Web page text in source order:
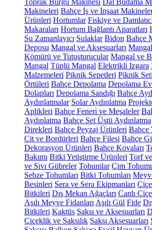
Toprak Burgu Makinesi Dal Budama
Makineleri Bahçe İş ve İnşaat
Ürünleri Hortumlar Fıskiye ve
Makaraları Hortum Bağlantı Aparatları
Su Zamanlayıcı Sulaklar Bidon Bahçe
Deposu Mangal ve Aksesuarları
Kömürü ve Tutuşturucular Mangal ve
Mangal Tüplü Mangal Elektrikli Izgara
Malzemeleri Piknik Sepetleri Piknik Seti
Örtüleri Bahçe Depolama Depolama
Dolapları Depolama Sandığı Bahçe
Aydınlatmalar Solar Aydınlatma
Aplikleri Bahçe Feneri ve Meşaleler
Aydınlatma Bahçe Set Üstü Aydınlatma
Direkleri Bahçe Peyzaj Ürünleri Bahçe
Çit ve Bordürleri Bahçe Filesi Bahçe
Dekorasyon Ürünleri Bahçe Kovaları
Bakımı Bitki Yetiştirme Ürünleri Torf
ve Sıvı Gübreler Tohumlar Çim
Sebze Tohumları Bitki Tohumları
Besinleri Sera ve Sera Ekipmanları
Bitkileri Dış Mekan Ağaçları Canlı
Aşılı Meyve Fidanları Aşılı Gül Fide
Bitkileri Kaktüs Saksı ve Aksesuarları
Çiçeklik ve Saksılık Saksı Aksesuarları